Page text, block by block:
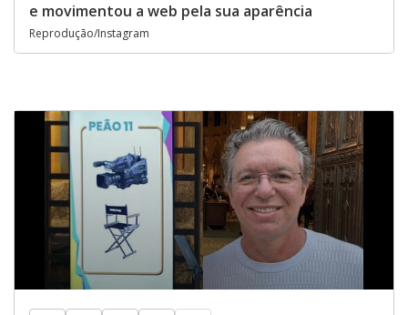
e movimentou a web pela sua aparência
Reprodução/Instagram